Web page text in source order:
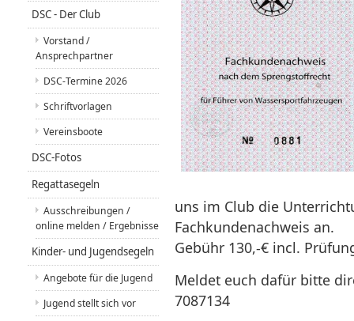
uns im Club die
Fachkundenachweis an.
Gebühr 130,-€ incl.
Meldet euch dafür bitte
7087134
DSC - Der Club
Vorstand /
Ansprechpartner
DSC-Termine 2026
Schriftvorlagen
Vereinsboote
DSC-Fotos
Regattasegeln
Ausschreibungen /
online melden / Ergebnisse
Kinder- und Jugendsegeln
Angebote für die Jugend
Jugend stellt sich vor